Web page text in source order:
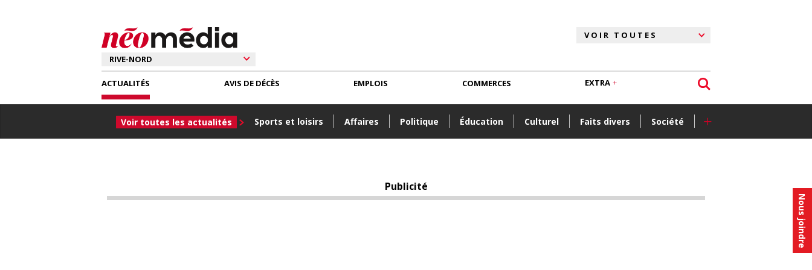
Nous joindre
ACTUALITÉS
Voir toutes les actualités Sports et loisirs Affaires Politique Éducation Culturel Faits divers Société +
AVIS DE DÉCÈS EMPLOIS COMMERCES EXTRA
Publicité